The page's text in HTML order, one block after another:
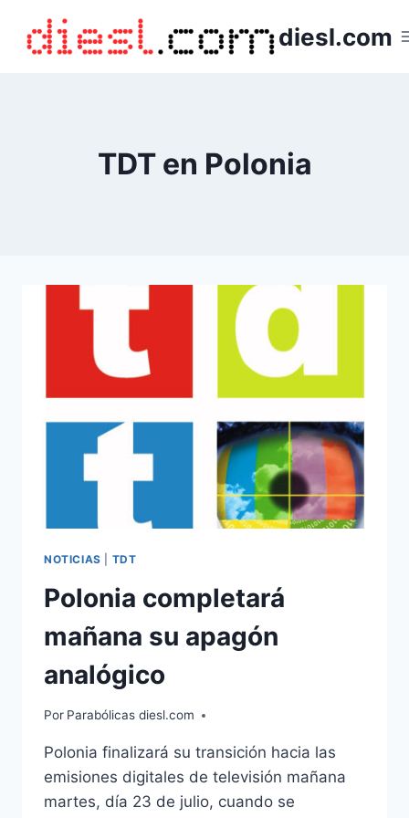
contenido
diesl.com
TDT en Polonia
NOTICIAS TDT
Polonia completará
mañana su apagón
analógico
Por Parabólicas diesl.com
Polonia finalizará su transición hacia las
emisiones digitales de televisión mañana
martes, día 23 de julio, cuando se